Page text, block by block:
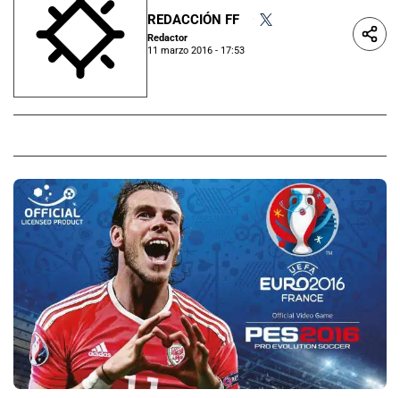
REDACCIÓN FF
Redactor
11 marzo 2016 - 17:53